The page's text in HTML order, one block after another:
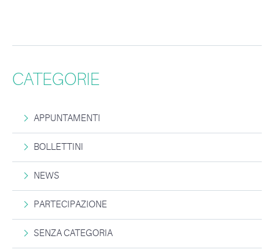
CATEGORIE
APPUNTAMENTI
BOLLETTINI
NEWS
PARTECIPAZIONE
SENZA CATEGORIA